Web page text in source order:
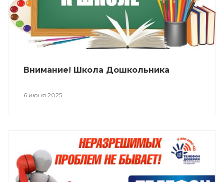
Внимание! Школа Дошкольника
6 июня 2025